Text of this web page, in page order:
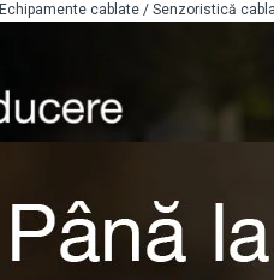
Echipamente cablate / Senzoristică